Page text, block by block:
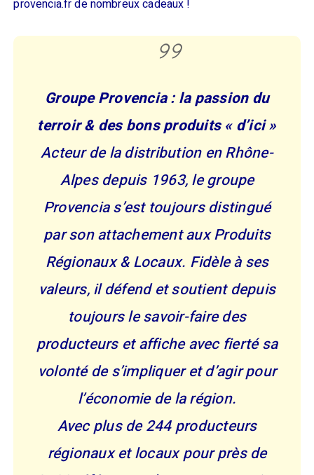
provencia.fr de nombreux cadeaux !
Groupe Provencia : la passion du
terroir & des bons produits « d’ici »
Acteur de la distribution en Rhône-
Alpes depuis 1963, le groupe
Provencia s’est toujours distingué
par son attachement aux Produits
Régionaux & Locaux. Fidèle à ses
valeurs, il défend et soutient depuis
toujours le savoir-faire des
producteurs et affiche avec fierté sa
volonté de s’impliquer et d’agir pour
l’économie de la région.
Avec plus de 244 producteurs
régionaux et locaux pour près de